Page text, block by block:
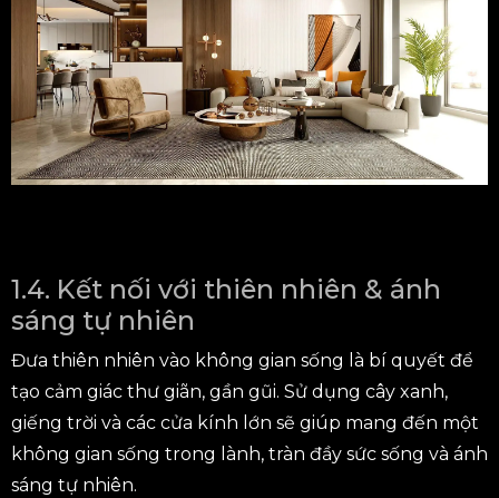
1.4. Kết nối với thiên nhiên & ánh
sáng tự nhiên
Đưa thiên nhiên vào không gian sống là bí quyết để
tạo cảm giác thư giãn, gần gũi. Sử dụng cây xanh,
giếng trời và các cửa kính lớn sẽ giúp mang đến một
không gian sống trong lành, tràn đầy sức sống và ánh
sáng tự nhiên.